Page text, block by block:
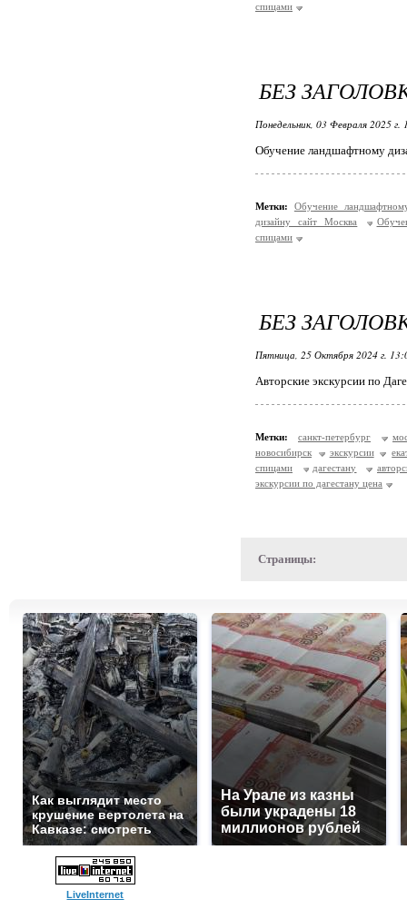
спицами
БЕЗ
Понедельник, 03 Февраля 2025
Обучение ландшафтному
Метки:
Обучение
дизайну сайт Москва
спицами
БЕЗ
Пятница, 25 Октября 2024 г.
Авторские экскурсии по
Метки: санкт-петербург
новосибирск
экскурсии
спицами
дагестану
экскурсии по дагестану цена
Страницы:
Как выглядит место
крушение вертолета на
Кавказе: смотреть
На Урале из казны
были украдены 18
миллионов рублей
LiveInternet